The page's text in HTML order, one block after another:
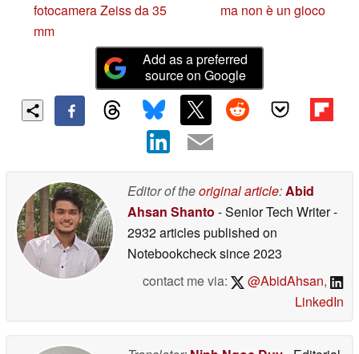
fotocamera Zeiss da 35
mm
ma non è un gioco
Add as a preferred
source on Google
Editor of theoriginal article:Abid
Ahsan Shanto - Senior Tech Writer-
2932 articles published on
Notebookchecksince 2023
contact me via:
@AbidAhsan,
LinkedIn